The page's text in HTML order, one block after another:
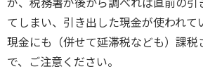
てしまい、引き出した現金が使われて
現金にも（併せて延滞税なども）課税
で、ご注意ください。